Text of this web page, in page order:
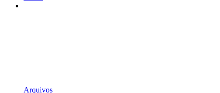
Arquivos